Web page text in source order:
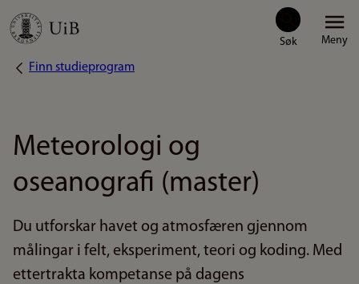
Hopp
hovedinnhold
Meny
Navigasjonssti
Finn studieprogram
Meteorologi og
oseanografi (master)
Du utforskar havet og atmosfæren gjennom
målingar i felt, eksperiment, teori og koding. Med
ettertrakta kompetanse på dagens